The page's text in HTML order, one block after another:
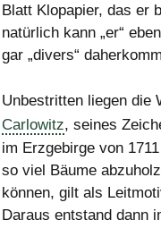
Blatt Klopapier, das er
natürlich kann „er“
gar „divers“
Unbestritten liegen die
Carlowitz, seines
im Erzgebirge von
so viel Bäume
können, gilt als
Daraus entstand dann